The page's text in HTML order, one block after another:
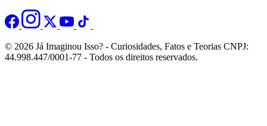
© 2026 Já Imaginou Isso? - Curiosidades, Fatos e Teorias CNPJ:
44.998.447/0001-77 - Todos os direitos reservados.